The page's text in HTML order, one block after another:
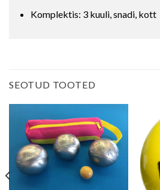
Komplektis: 3 kuuli, snadi, kott
SEOTUD TOOTED